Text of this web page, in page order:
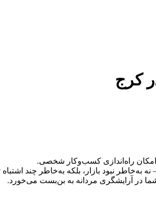
امکان راه‌اندازی کسب‌وکار شخصی.
به‌خاطر نبود بازار، بلکه به‌خاطر چند